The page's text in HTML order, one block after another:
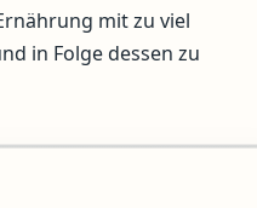
mit zu viel
in Folge dessen zu